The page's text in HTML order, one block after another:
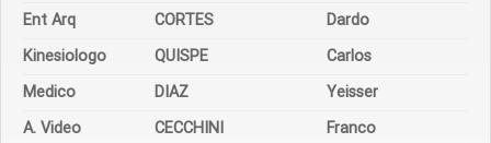
Ent Arq
CORTES
Dardo
Kinesiologo
QUISPE
Carlos
Medico
DIAZ
Yeisser
A. Video
CECCHINI Franco